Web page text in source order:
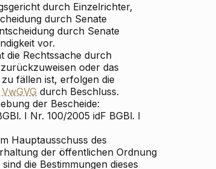
durch Einzelrichter,
durch Senate
durch Senate
vor.
die Rechtssache durch
oder das
fällen ist, erfolgen die
durch Beschluss.
der Bescheide:
I Nr. 100/2005 idF BGBl. I
Hauptausschuss des
der öffentlichen Ordnung
die Bestimmungen dieses